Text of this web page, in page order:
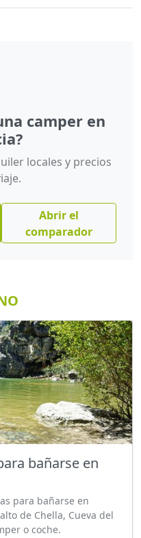
camper en
locales y precios
Abrir el
comparador
bañarse en
para bañarse en
de Chella, Cueva del
o coche.